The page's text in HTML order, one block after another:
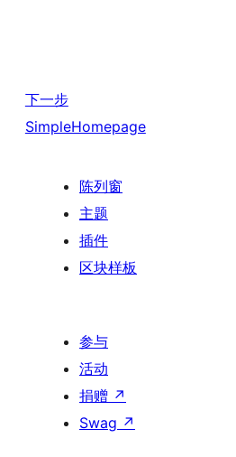
下一步
SimpleHomepage
陈列窗
主题
插件
区块样板
参与
活动
捐赠 ↗
Swag ↗